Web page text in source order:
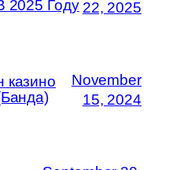
2025 Году 22, 2025
казино
November
15, 2024